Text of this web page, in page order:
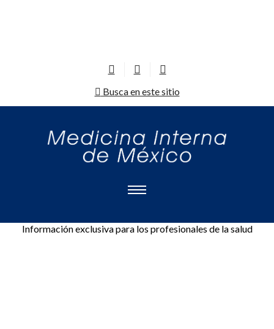
Busca en este sitio
Información exclusiva para los profesionales de la salud